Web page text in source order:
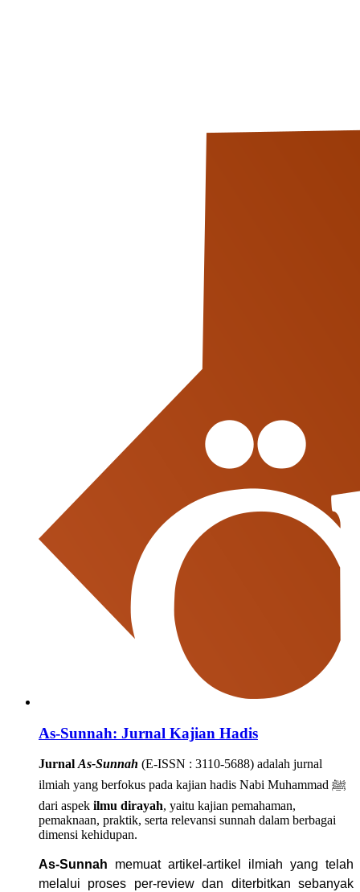
As-Sunnah: Jurnal Kajian Hadis
Jurnal As-Sunnah (E-ISSN : 3110-5688) adalah jurnal
ilmiah yang berfokus pada kajian hadis Nabi Muhammad ﷺ
dari aspek ilmu dirayah, yaitu kajian pemahaman,
pemaknaan, praktik, serta relevansi sunnah dalam berbagai
dimensi kehidupan.
As-Sunnah memuat artikel-artikel ilmiah yang telah
melalui proses per-review dan diterbitkan sebanyak